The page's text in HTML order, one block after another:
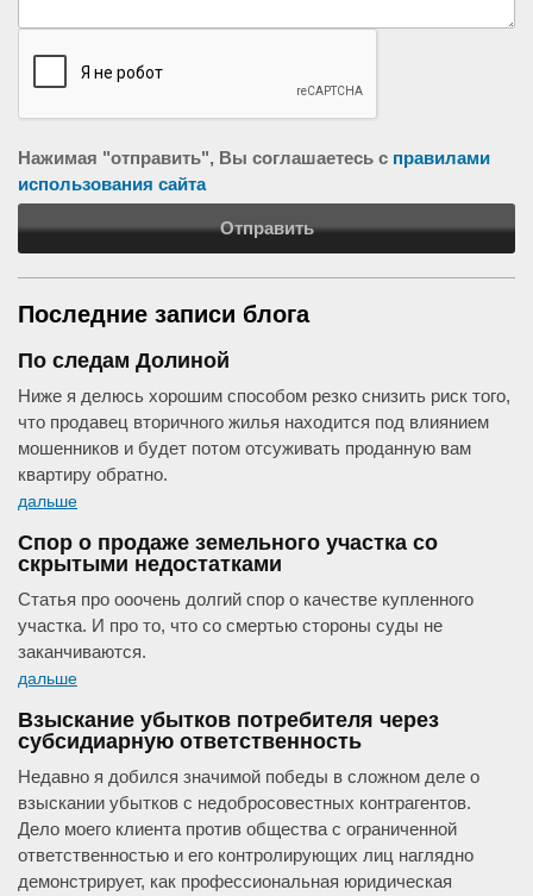
Нажимая "отправить", Вы соглашаетесь с правилами
использования сайта
Отправить
Последние записи блога
По следам Долиной
Ниже я делюсь хорошим способом резко снизить риск того,
что продавец вторичного жилья находится под влиянием
мошенников и будет потом отсуживать проданную вам
квартиру обратно.
дальше
Спор о продаже земельного участка со
скрытыми недостатками
Статья про ооочень долгий спор о качестве купленного
участка. И про то, что со смертью стороны суды не
заканчиваются.
дальше
Взыскание убытков потребителя через
субсидиарную ответственность
Недавно я добился значимой победы в сложном деле о
взыскании убытков с недобросовестных контрагентов.
Дело моего клиента против общества с ограниченной
ответственностью и его контролирующих лиц наглядно
демонстрирует, как профессиональная юридическая